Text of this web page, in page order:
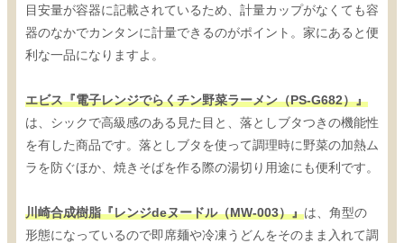
目安量が容器に記載されているため、計量カップがなくても容
器のなかでカンタンに計量できるのがポイント。家にあると便
利な一品になりますよ。
エビス『電子レンジでらくチン野菜ラーメン（PS-G682）』
は、シックで高級感のある見た目と、落としブタつきの機能性
を有した商品です。落としブタを使って調理時に野菜の加熱ム
ラを防ぐほか、焼きそばを作る際の湯切り用途にも便利です。
川崎合成樹脂『レンジdeヌードル（MW-003）』は、角型の
形態になっているので即席麺や冷凍うどんをそのまま入れて調